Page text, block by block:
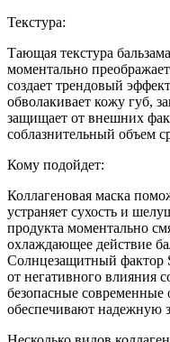
Текстура:
Тающая текстура
моментально
создает трендовый
обволакивает кожу губ,
защищает от внешних
соблазнительный объем
Кому подойдет:
Коллагеновая маска
устраняет сухость и
продукта моментально
охлаждающее действие
Солнцезащитный фактор
от негативного влияния
безопасные современные
обеспечивают надежную